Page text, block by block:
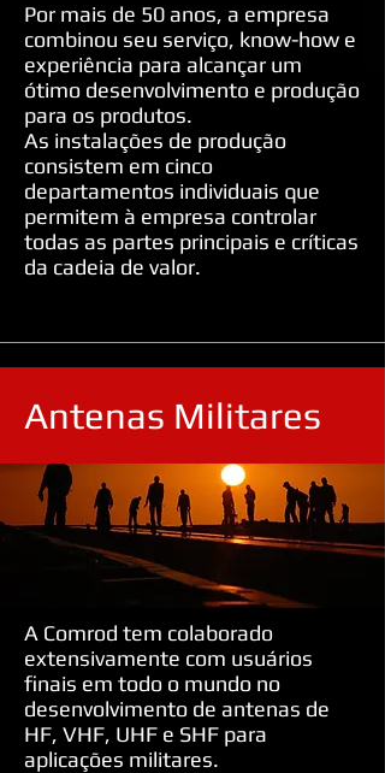
Por mais de 50 anos, a empresa
combinou seu serviço, know-how e
experiência para alcançar um
ótimo desenvolvimento e produção
para os produtos.
As instalações de produção
consistem em cinco
departamentos individuais que
permitem à empresa controlar
todas as partes principais e críticas
da cadeia de valor.
Antenas Militares
A Comrod tem colaborado
extensivamente com usuários
finais em todo o mundo no
desenvolvimento de antenas de
HF, VHF, UHF e SHF para
aplicações militares.